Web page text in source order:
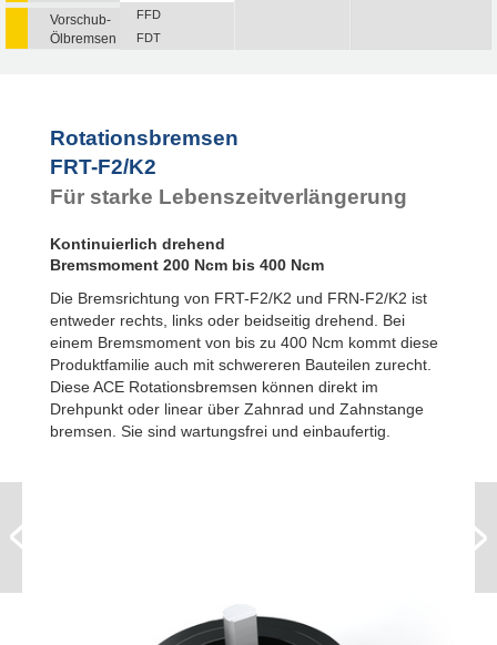
Vorschub-
Ölbremsen
FFD
FDT
FYN-U1
FYT-H1 und
FYN-H1
Rotationsbremsen
FRT-F2/K2
Für starke Lebenszeitverlängerung
Kontinuierlich drehend
Bremsmoment 200 Ncm bis 400 Ncm
Die Bremsrichtung von FRT-F2/K2 und FRN-F2/K2 ist
entweder rechts, links oder beidseitig drehend. Bei
einem Bremsmoment von bis zu 400 Ncm kommt diese
Produktfamilie auch mit schwereren Bauteilen zurecht.
Diese ACE Rotationsbremsen können direkt im
Drehpunkt oder linear über Zahnrad und Zahnstange
bremsen. Sie sind wartungsfrei und einbaufertig.